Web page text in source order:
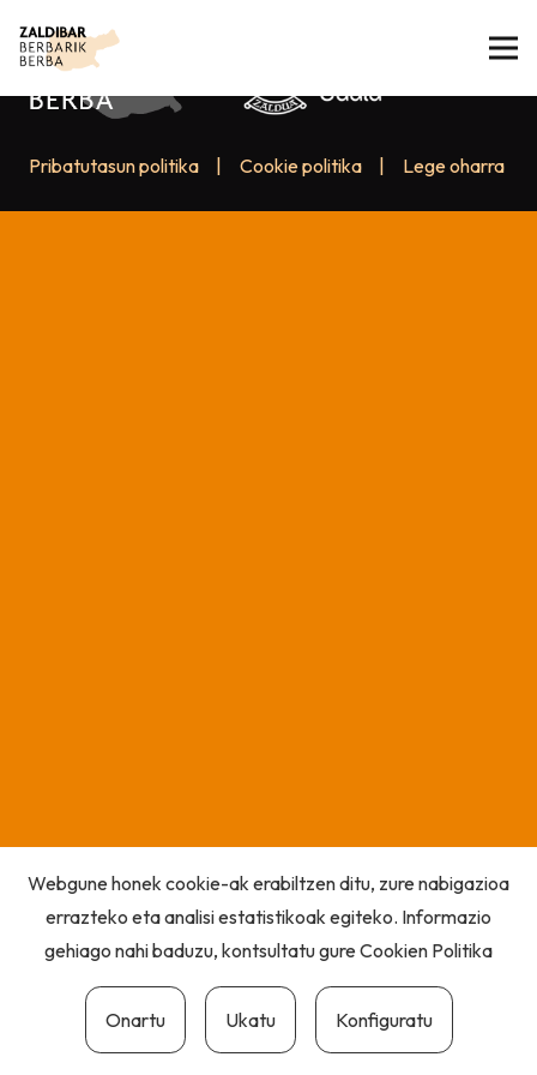
Pribatutasun politika Cookie politika Lege oharra
Webgune honek cookie-ak erabiltzen ditu, zure nabigazioa
errazteko eta analisi estatistikoak egiteko. Informazio
gehiago nahi baduzu, kontsultatu gureCookien Politika
Onartu Ukatu Konfiguratu